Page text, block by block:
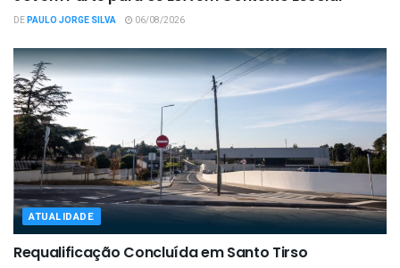
DEPAULO JORGE SILVA 06/08/2026
ATUALIDADE
Requalificação Concluída em Santo Tirso